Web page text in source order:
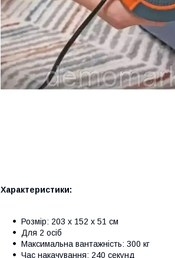
Характеристики:
Розмір: 203 х 152 х 51 см
Для 2 осіб
Максимальна вантажність: 300 кг
Час накачування: 240 секунд